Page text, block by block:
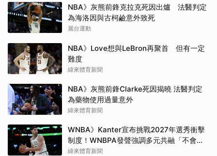
NBA》灰熊前鋒克拉克死因出爐 法醫判定
為海洛因與古柯鹼意外致死
麗台運動
NBA》Love想與LeBron再聚首 但有一定
難度
緯來體育新聞
NBA》灰熊前鋒Clarke死因揭曉 法醫判定
為藥物使用過量意外
緯來體育新聞
WNBA》Kanter宣布挑戰2027年選秀衝擊
制度！WNBPA發聲強調多元共融「不會成
為政治棋子」
緯來體育新聞